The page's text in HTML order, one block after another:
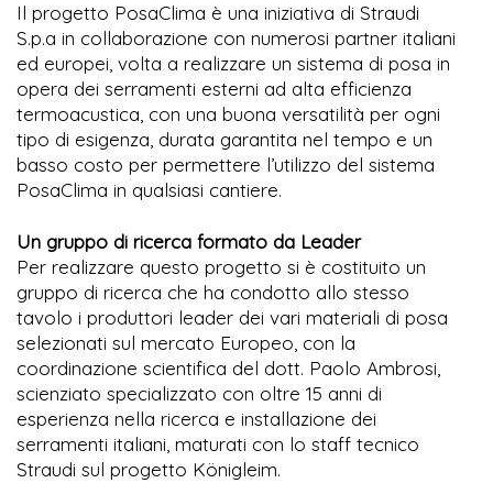
Il progetto PosaClima è una iniziativa di Straudi
S.p.a in collaborazione con numerosi partner italiani
ed europei, volta a realizzare un sistema di posa in
opera dei serramenti esterni ad alta efficienza
termoacustica, con una buona versatilità per ogni
tipo di esigenza, durata garantita nel tempo e un
basso costo per permettere l’utilizzo del sistema
PosaClima in qualsiasi cantiere.
Un gruppo di ricerca formato da Leader
Per realizzare questo progetto si è costituito un
gruppo di ricerca che ha condotto allo stesso
tavolo i produttori leader dei vari materiali di posa
selezionati sul mercato Europeo, con la
coordinazione scientifica del dott. Paolo Ambrosi,
scienziato specializzato con oltre 15 anni di
esperienza nella ricerca e installazione dei
serramenti italiani, maturati con lo staff tecnico
Straudi sul progetto Königleim.